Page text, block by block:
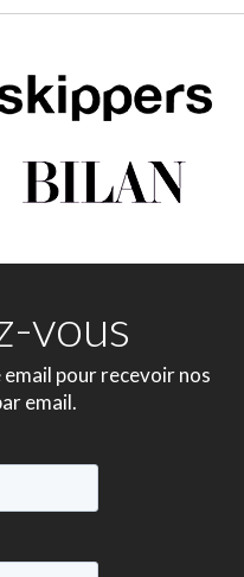
vous
pour recevoir nos
email.